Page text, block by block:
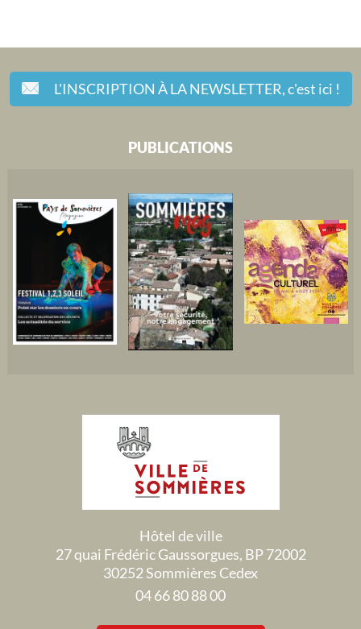
L'INSCRIPTION À LA NEWSLETTER,c'est ici !
PUBLICATIONS
Hôtel de ville
27 quai Frédéric Gaussorgues, BP 72002
30252 Sommières Cedex
04 66 80 88 00